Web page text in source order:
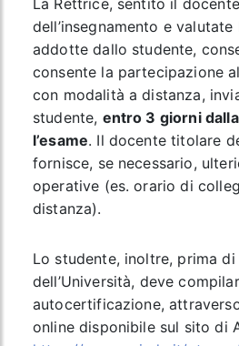
La Rettrice, sentito il
dell’insegnamento e
addotte dallo studente,
consente la partecipazione
con modalità a distanza,
studente, entro 3 giorni
l’esame. Il docente titolare
fornisce, se necessario,
operative (es. orario di
distanza).
Lo studente, inoltre, prima
dell’Università, deve
autocertificazione,
online disponibile sul sito di